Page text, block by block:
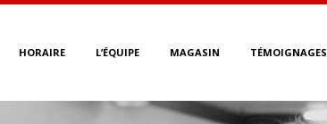
HORAIRE L’ÉQUIPE MAGASIN TÉMOIGNAGES